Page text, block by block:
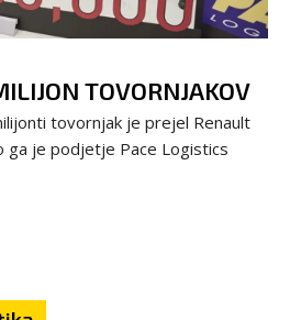
TOVORNJAKOV
tovornjak je prejel Renault
ga je podjetje Pace Logistics